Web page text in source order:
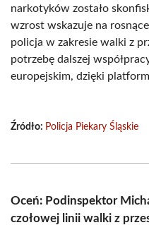
narkotyków zostało
wzrost wskazuje na
policja w zakresie walki z
potrzebę dalszej
europejskim, dzięki
Źródło: Policja Piekary Śląskie
Oceń: Podinspektor
czołowej linii walki z